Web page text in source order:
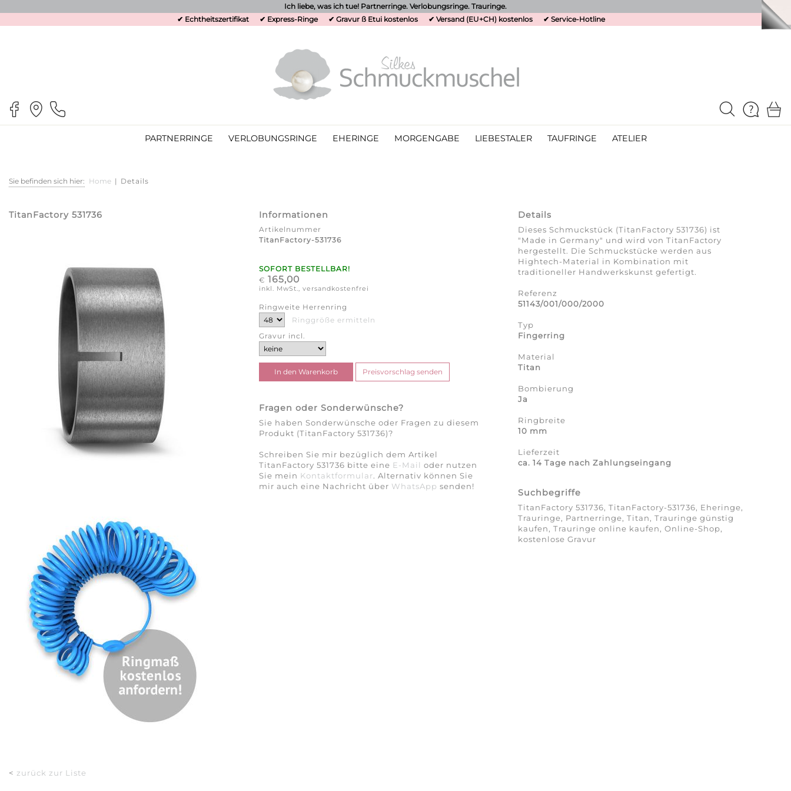
Ich liebe, was ich tue! Partnerringe. Verlobungsringe. Trauringe.
✔ Echtheitszertifikat
✔ Express-Ringe ✔ Gravur ß Etui kostenlos ✔ Versand (EU+CH) kostenlos ✔ Service-Hotline
PARTNERRINGE VERLOBUNGSRINGE EHERINGE MORGENGABE LIEBESTALER TAUFRINGE ATELIER
Sie befinden sich hier: Home | Details
TitanFactory 531736 Informationen
Artikelnummer
TitanFactory-531736
SOFORT BESTELLBAR!
€ 165,00
inkl. MwSt., versandkostenfrei
Ringweite Herrenring
Ringgröße ermitteln
Gravur incl.
Fragen oder Sonderwünsche?
Sie haben Sonderwünsche oder Fragen zu diesem
Produkt (TitanFactory 531736)?
Schreiben Sie mir bezüglich dem Artikel
TitanFactory 531736 bitte eine E-Mail oder nutzen
Sie mein Kontaktformular. Alternativ können Sie
mir auch eine Nachricht über WhatsApp senden!
Details
Dieses Schmuckstück (TitanFactory 531736) ist
"Made in Germany" und wird von TitanFactory
hergestellt. Die Schmuckstücke werden aus
Hightech-Material in Kombination mit
traditioneller Handwerkskunst gefertigt.
Referenz
51143/001/000/2000
Typ
Fingerring
Material
Titan
Bombierung
Ja
Ringbreite
10 mm
Lieferzeit
ca. 14 Tage nach Zahlungseingang
Suchbegriffe
TitanFactory 531736, TitanFactory-531736, Eheringe,
Trauringe, Partnerringe, Titan, Trauringe günstig
kaufen, Trauringe online kaufen, Online-Shop,
kostenlose Gravur
< zurück zur Liste